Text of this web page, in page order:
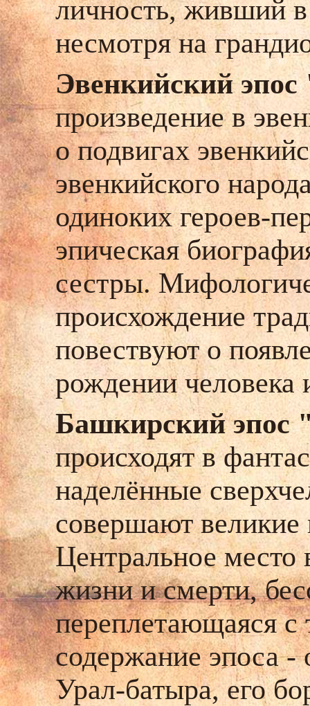
личность, живший в
несмотря на
Эвенкийский
произведение в
о подвигах
эвенкийского
одиноких героев-
эпическая
сестры.
происхождение
повествуют о
рождении человека
Башкирский эпос
происходят в
наделённые
совершают великие
Центральное место
жизни и смерти,
переплетающаяся с
содержание эпоса -
Урал-батыра, его